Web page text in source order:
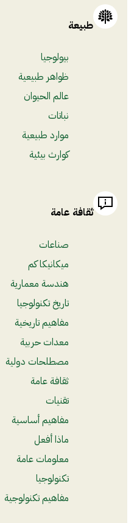
طبيعة
بيولوجيا
ظواهر طبيعية
عالم الحيوان
نباتات
موارد طبيعية
كوارث بيئية
ثقافة عامة
صناعات
ميكانيكا كم
هندسة معمارية
تاريخ تكنولوجيا
مفاهيم تاريخية
معدات حربية
مصطلحات دولية
ثقافة عامة
تقنيات
مفاهيم أساسية
ماذا أفعل
معلومات عامة
تكنولوجيا
مفاهيم تكنولوجية